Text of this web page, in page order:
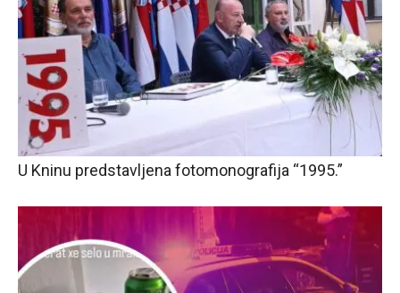
U Kninu predstavljena fotomonografija “1995.”